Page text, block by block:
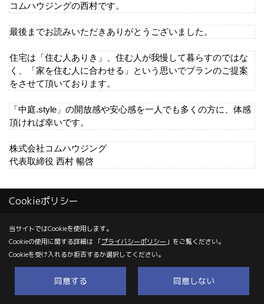
コムハウジングの西村です。
最後までお読みいただきありがとうございました。
住宅は「住む人ありき」、住む人が我慢して暮らすのではな
く、「家を住む人に合わせる」という思いでプランのご提案
をさせて頂いております。
「中庭.style」の開放感や安心感を一人でも多くの方に、体感
頂ければ幸いです。
株式会社コムハウジング
代表取締役 西村 暢啓
イベント報告
Cookieポリシー
当サイトではCookieを使用します。
Cookieの使用に関する詳細は 「プライバシーポリシー 」をご覧ください。
Cookieを受け入れるか拒否するか選択してください。
同意する 同意しない